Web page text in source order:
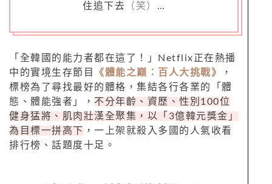
住追下去 （笑） …
「全韓國的能力者都在這了！」Netflix正在熱播
中的實境生存節目
《體能之巔：百人大挑戰》
，
標榜為了尋找最好的體格，集結各行各業的「體
態、體能強者」， 不分年齡、資歷、性別100位
健身猛將、肌肉壯漢全聚集，以「3億韓元獎金」
為目標一拼高下
，一上架就殺入多國的人氣收看
排行榜、話題度十足。